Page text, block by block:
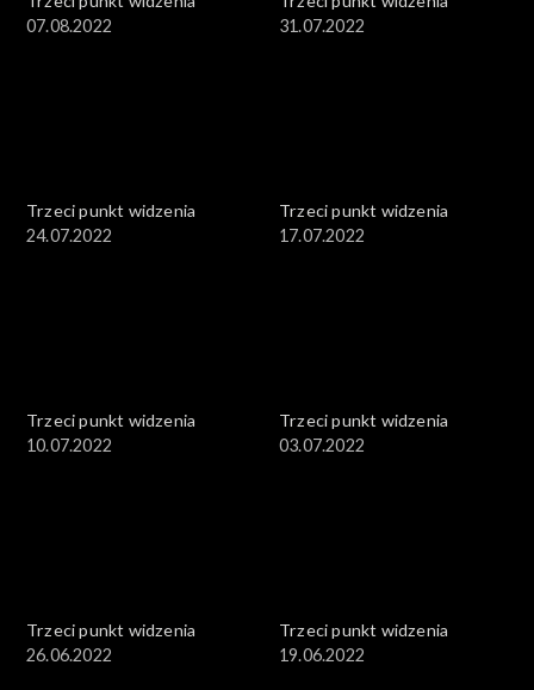
07.08.2022
31.07.2022
Trzeci punkt widzenia
24.07.2022
Trzeci punkt widzenia
17.07.2022
Trzeci punkt widzenia
10.07.2022
Trzeci punkt widzenia
03.07.2022
Trzeci punkt widzenia
26.06.2022
Trzeci punkt widzenia
19.06.2022